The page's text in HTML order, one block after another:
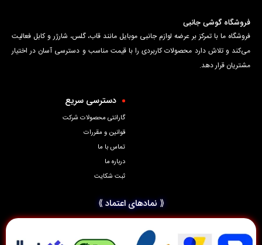
فروشگاه گوشی جانبی
فروشگاه ما با تمرکز بر عرضه لوازم جانبی موبایل مانند قاب، گلس، شارژر و کابل فعالیت
می‌کند و تلاش دارد محصولات کاربردی را با قیمت مناسب و دسترسی آسان در اختیار
مشتریان قرار دهد.
دسترسی سریع
گارانتی محصولات شرکت
قوانین و مقررات
تماس با ما
درباره ما
ثبت شکایت
⟪ نمادهای اعتماد ⟫